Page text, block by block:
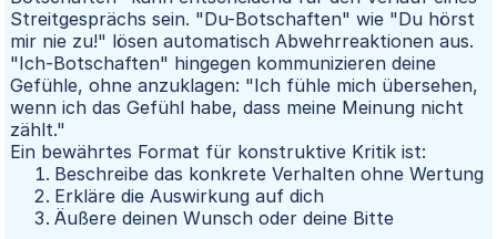
Streitgesprächs sein. "Du-Botschaften" wie "Du hörst
mir nie zu!" lösen automatisch Abwehrreaktionen aus.
"Ich-Botschaften" hingegen kommunizieren deine
Gefühle, ohne anzuklagen: "Ich fühle mich übersehen,
wenn ich das Gefühl habe, dass meine Meinung nicht
zählt."
Ein bewährtes Format für konstruktive Kritik ist:
Beschreibe das konkrete Verhalten ohne Wertung
Erkläre die Auswirkung auf dich
Äußere deinen Wunsch oder deine Bitte